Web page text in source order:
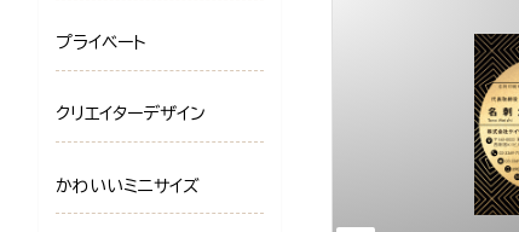
プライベート
クリエイターデザイン
かわいいミニサイズ